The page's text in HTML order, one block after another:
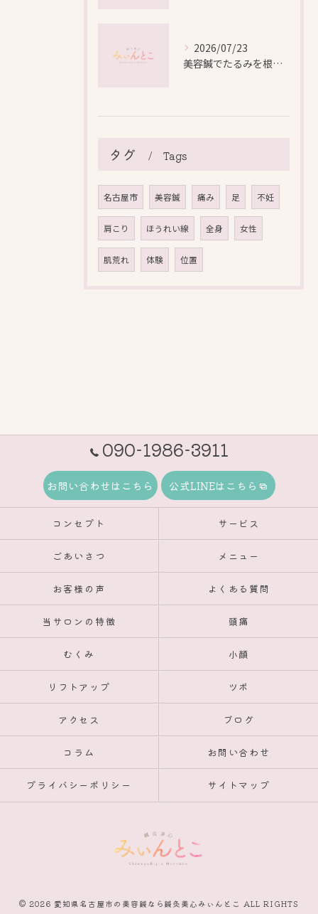
2026/07/23
美容鍼でたるみを根本から改善し自然なリフトアップを叶える方法
タグ Tags
名古屋市 美容鍼 痛み 足 不妊
肩こり ほうれい線 全身 女性
肌荒れ 体験 位置
090-1986-3911
お問い合わせはこちら 公式LINEはこちら
コンセプト サービス
ごあいさつ メニュー
お客様の声 よくある質問
当サロンの特徴 頭痛
むくみ 小顔
リフトアップ ツボ
アクセス ブログ
コラム お問い合わせ
プライバシーポリシー サイトマップ
© 2026 愛知県名古屋市の美容鍼なら鍼灸美心みぃんとこ ALL RIGHTS